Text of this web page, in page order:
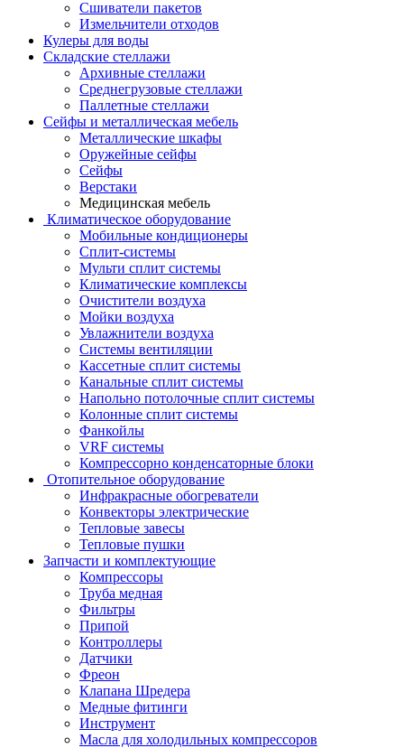
Сшиватели пакетов
Измельчители отходов
Кулеры для воды
Складские стеллажи
Архивные стеллажи
Среднегрузовые стеллажи
Паллетные стеллажи
Сейфы и металлическая мебель
Металлические шкафы
Оружейные сейфы
Сейфы
Верстаки
Медицинская мебель
Климатическое оборудование
Мобильные кондиционеры
Сплит-системы
Мульти сплит системы
Климатические комплексы
Очистители воздуха
Мойки воздуха
Увлажнители воздуха
Системы вентиляции
Кассетные сплит системы
Канальные сплит системы
Напольно потолочные сплит системы
Колонные сплит системы
Фанкойлы
VRF системы
Компрессорно конденсаторные блоки
Отопительное оборудование
Инфракрасные обогреватели
Конвекторы электрические
Тепловые завесы
Тепловые пушки
Запчасти и комплектующие
Компрессоры
Труба медная
Фильтры
Припой
Контроллеры
Датчики
Фреон
Клапана Шредера
Медные фитинги
Инструмент
Масла для холодильных компрессоров